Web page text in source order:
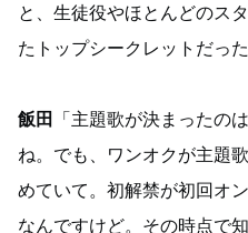
と、生徒役やほとんどのス
たトップシークレットだった
飯田 「主題歌が決まったの
ね。でも、ワンオクが主題
めていて。初解禁が初回オ
なんですけど。その時点で